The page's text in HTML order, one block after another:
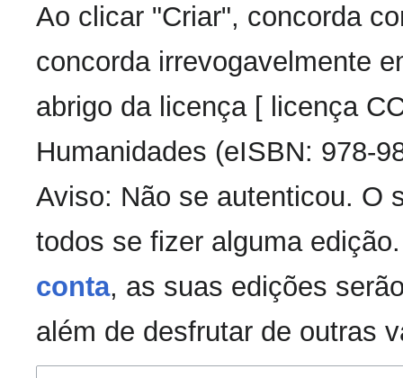
Ao clicar "Criar", concorda
concorda irrevogavelmente
abrigo da licença [ licença
Humanidades (eISBN: 978-
Aviso: Não se autenticou. O
todos se fizer alguma
conta, as suas edições
além de desfrutar de outras